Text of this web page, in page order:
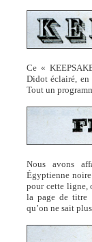
Ce «
Didot éclairé, en
Tout un
Nous avons
Égyptienne
pour cette ligne,
la page de titre
qu’on ne sait